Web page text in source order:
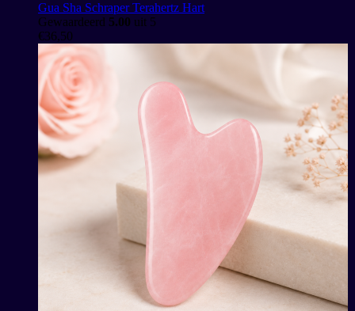
Gua Sha Schraper Terahertz Hart
Gewaardeerd 5.00 uit 5
€36,50